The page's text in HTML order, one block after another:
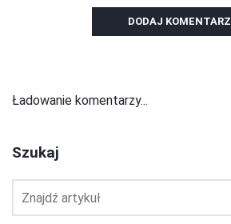
DODAJ KOMENTARZ
Ładowanie komentarzy...
Szukaj